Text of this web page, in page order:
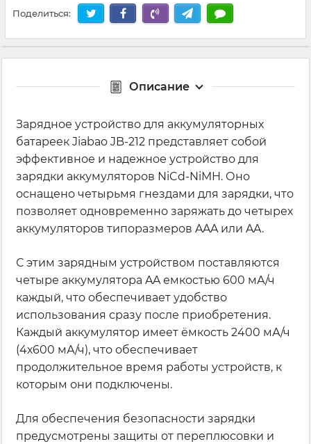
Поделиться:
Описание
Зарядное устройство для аккумуляторных
батареек Jiabao JB-212 представляет собой
эффективное и надежное устройство для
зарядки аккумуляторов NiCd-NiMH. Оно
оснащено четырьмя гнездами для зарядки, что
позволяет одновременно заряжать до четырех
аккумуляторов типоразмеров AAA или AA.
С этим зарядным устройством поставляются
четыре аккумулятора AA емкостью 600 мА/ч
каждый, что обеспечивает удобство
использования сразу после приобретения.
Каждый аккумулятор имеет ёмкость 2400 мА/ч
(4х600 мА/ч), что обеспечивает
продолжительное время работы устройств, к
которым они подключены.
Для обеспечения безопасности зарядки
предусмотрены защиты от переплюсовки и